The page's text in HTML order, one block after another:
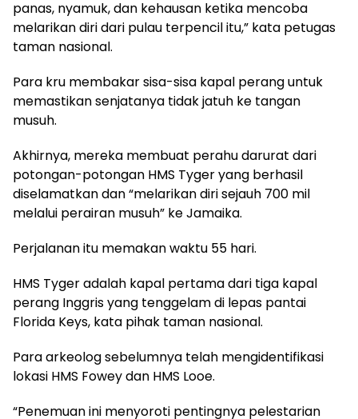
panas, nyamuk, dan kehausan ketika mencoba
melarikan diri dari pulau terpencil itu,” kata petugas
taman nasional.
Para kru membakar sisa-sisa kapal perang untuk
memastikan senjatanya tidak jatuh ke tangan
musuh.
Akhirnya, mereka membuat perahu darurat dari
potongan-potongan HMS Tyger yang berhasil
diselamatkan dan “melarikan diri sejauh 700 mil
melalui perairan musuh” ke Jamaika.
Perjalanan itu memakan waktu 55 hari.
HMS Tyger adalah kapal pertama dari tiga kapal
perang Inggris yang tenggelam di lepas pantai
Florida Keys, kata pihak taman nasional.
Para arkeolog sebelumnya telah mengidentifikasi
lokasi HMS Fowey dan HMS Looe.
“Penemuan ini menyoroti pentingnya pelestarian